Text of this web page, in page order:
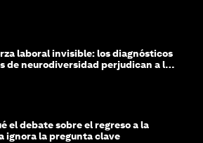
laboral invisible: los diagnósticos
de neurodiversidad perjudican a las
el debate sobre el regreso a la
ignora la pregunta clave